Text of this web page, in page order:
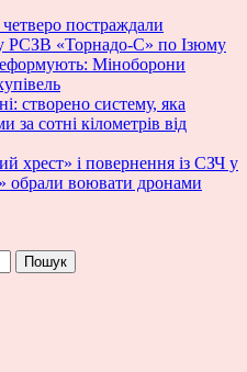
постраждали
РСЗВ «Торнадо-С» по Ізюму
Міноборони
створено систему, яка
за сотні кілометрів від
хрест» і повернення із СЗЧ у
обрали воювати дронами
Пошук